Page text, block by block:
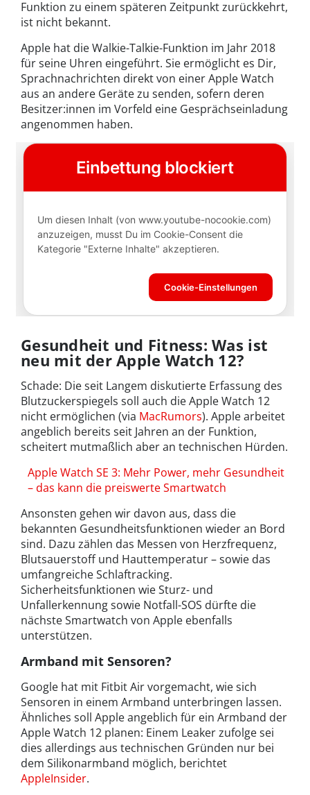
Funktion zu einem späteren Zeitpunkt zurückkehrt,
ist nicht bekannt.
Apple hat die Walkie-Talkie-Funktion im Jahr 2018
für seine Uhren eingeführt. Sie ermöglicht es Dir,
Sprachnachrichten direkt von einer Apple Watch
aus an andere Geräte zu senden, sofern deren
Besitzer:innen im Vorfeld eine Gesprächseinladung
angenommen haben.
Gesundheit und Fitness: Was ist
neu mit der Apple Watch 12?
Schade: Die seit Langem diskutierte Erfassung des
Blutzuckerspiegels soll auch die Apple Watch 12
nicht ermöglichen (via MacRumors). Apple arbeitet
angeblich bereits seit Jahren an der Funktion,
scheitert mutmaßlich aber an technischen Hürden.
Apple Watch SE 3: Mehr Power, mehr Gesundheit
– das kann die preiswerte Smartwatch
Ansonsten gehen wir davon aus, dass die
bekannten Gesundheitsfunktionen wieder an Bord
sind. Dazu zählen das Messen von Herzfrequenz,
Blutsauerstoff und Hauttemperatur – sowie das
umfangreiche Schlaftracking.
Sicherheitsfunktionen wie Sturz- und
Unfallerkennung sowie Notfall-SOS dürfte die
nächste Smartwatch von Apple ebenfalls
unterstützen.
Armband mit Sensoren?
Google hat mit Fitbit Air vorgemacht, wie sich
Sensoren in einem Armband unterbringen lassen.
Ähnliches soll Apple angeblich für ein Armband der
Apple Watch 12 planen: Einem Leaker zufolge sei
dies allerdings aus technischen Gründen nur bei
dem Silikonarmband möglich, berichtet
AppleInsider.